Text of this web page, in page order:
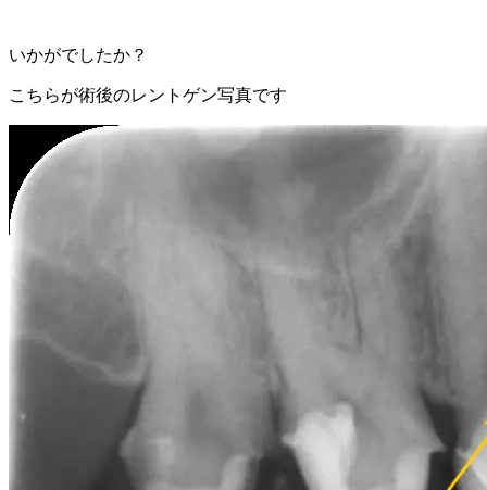
いかがでしたか？
こちらが術後のレントゲン写真です